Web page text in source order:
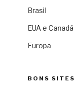
Brasil
EUA e Canadá
Europa
BONS SITES